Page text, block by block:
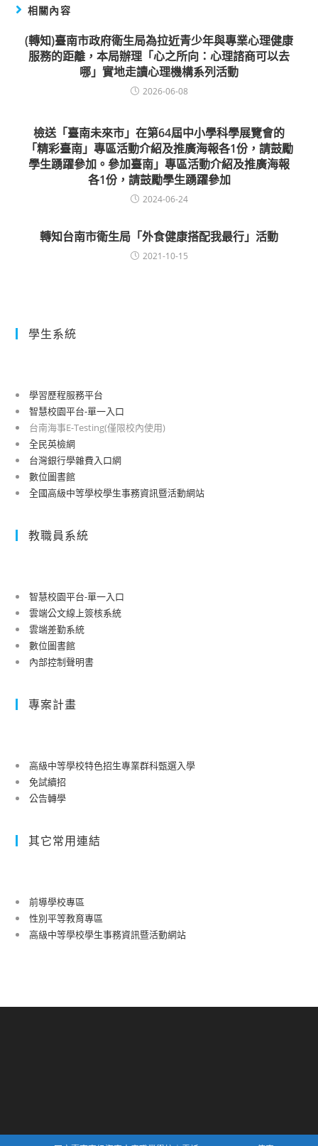
相關內容
(轉知)臺南市政府衛生局為拉近青少年與專業心理健康
服務的距離，本局辦理「心之所向：心理諮商可以去
哪」實地走讀心理機構系列活動
2026-06-08
檢送「臺南未來市」在第64屆中小學科學展覽會的
「精彩臺南」專區活動介紹及推廣海報各1份，請鼓勵
學生踴躍參加。參加臺南」專區活動介紹及推廣海報
各1份，請鼓勵學生踴躍參加
2024-06-24
轉知台南市衛生局「外食健康搭配我最行」活動
2021-10-15
學生系統
學習歷程服務平台
智慧校園平台-單一入口
台南海事E-Testing(僅限校內使用)
全民英檢網
台灣銀行學雜費入口網
數位圖書館
全國高級中等學校學生事務資訊暨活動網站
教職員系統
智慧校園平台-單一入口
雲端公文線上簽核系統
雲端差勤系統
數位圖書館
內部控制聲明書
專案計畫
高級中等學校特色招生專業群科甄選入學
免試續招
公告轉學
其它常用連結
前導學校專區
性別平等教育專區
高級中等學校學生事務資訊暨活動網站